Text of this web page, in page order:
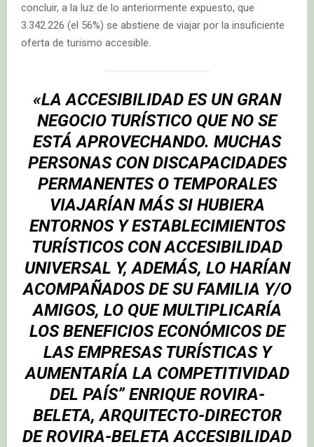
concluir, a la luz de lo anteriormente expuesto, que
3.342.226 (el 56%) se abstiene de viajar por la insuficiente
oferta de turismo accesible.
«LA ACCESIBILIDAD ES UN GRAN
NEGOCIO TURÍSTICO QUE NO SE
ESTÁ APROVECHANDO. MUCHAS
PERSONAS CON DISCAPACIDADES
PERMANENTES O TEMPORALES
VIAJARÍAN MÁS SI HUBIERA
ENTORNOS Y ESTABLECIMIENTOS
TURÍSTICOS CON ACCESIBILIDAD
UNIVERSAL Y, ADEMÁS, LO HARÍAN
ACOMPAÑADOS DE SU FAMILIA Y/O
AMIGOS, LO QUE MULTIPLICARÍA
LOS BENEFICIOS ECONÓMICOS DE
LAS EMPRESAS TURÍSTICAS Y
AUMENTARÍA LA COMPETITIVIDAD
DEL PAÍS” ENRIQUE ROVIRA-
BELETA, ARQUITECTO-DIRECTOR
DE ROVIRA-BELETA ACCESIBILIDAD